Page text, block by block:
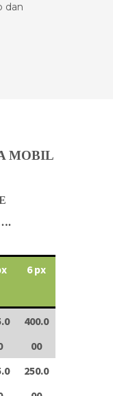
dan
MOBIL
6 px
400.0
00
250.0